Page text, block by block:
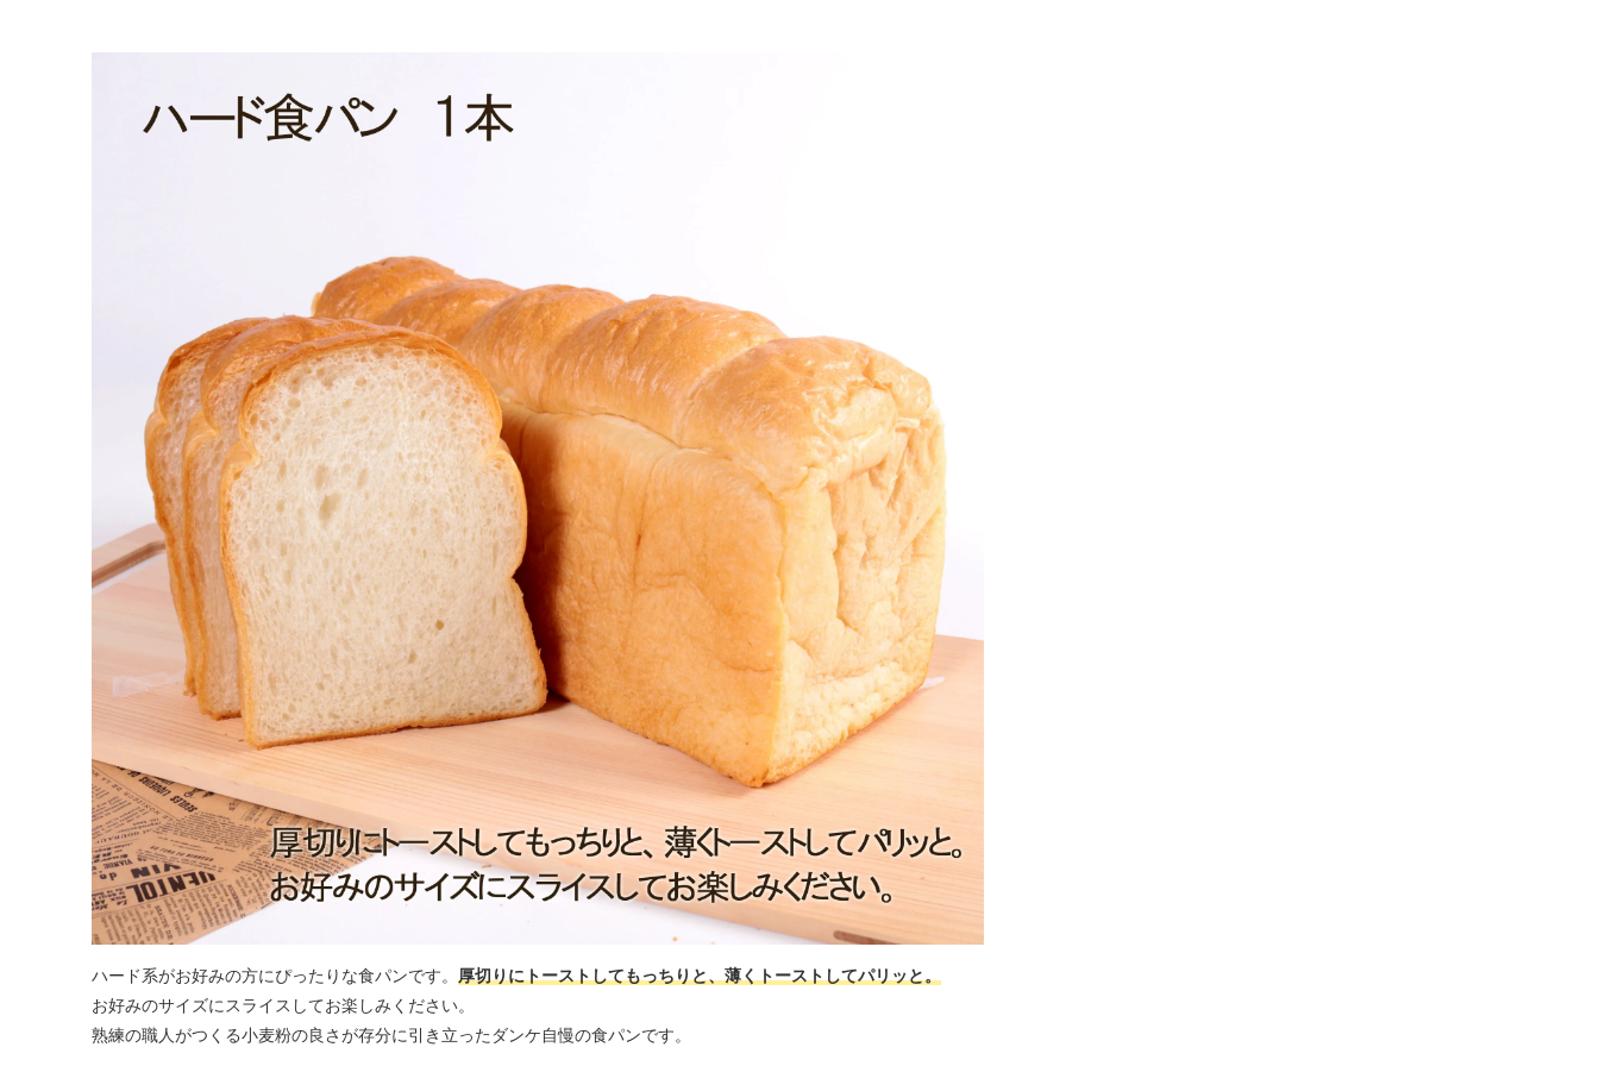
ハード系がお好みの方にぴったりな食パンです。 厚切りにトーストしてもっちりと、薄くトーストしてパリッと。
お好みのサイズにスライスしてお楽しみください。
熟練の職人がつくる小麦粉の良さが存分に引き立ったダンケ自慢の食パンです。